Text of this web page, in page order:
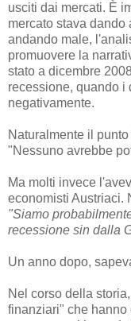
usciti dai mercati. È
mercato stava
andando male,
promuovere la
stato a dicembre
recessione, quando i
negativamente.
Naturalmente il
"Nessuno avrebbe
Ma molti invece
economisti Austriaci.
"Siamo
recessione sin dalla
Un anno dopo,
Nel corso della
finanziari" che hanno